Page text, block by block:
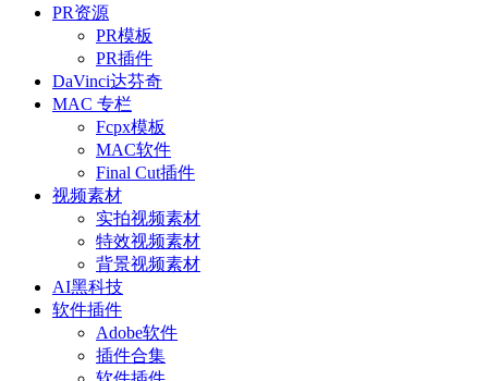
PR资源
PR模板
PR插件
DaVinci达芬奇
MAC 专栏
Fcpx模板
MAC软件
Final Cut插件
视频素材
实拍视频素材
特效视频素材
背景视频素材
AI黑科技
软件插件
Adobe软件
插件合集